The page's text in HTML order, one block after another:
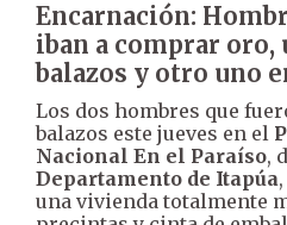
Encarnación:
iban a comprar oro,
balazos y otro uno
Los dos hombres que
balazos este jueves en el
Nacional En el Paraíso,
Departamento de Itapúa
una vivienda totalmente